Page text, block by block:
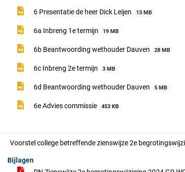
6 Presentatie de heer Dick Leijen 13 MB
6a Inbreng 1e termijn 19 MB
6b Beantwoording wethouder Dauven 28 MB
6c Inbreng 2e termijn 3 MB
6d Beantwoording wethouder Dauven 5 MB
6e Advies commissie 453 KB
Voorstel college betreffende zienswijze 2e
Bijlagen